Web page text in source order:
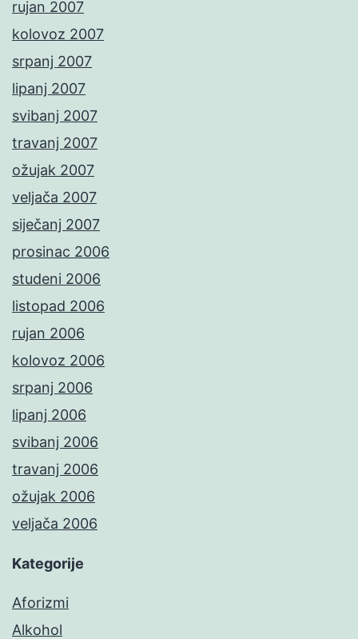
rujan 2007
kolovoz 2007
srpanj 2007
lipanj 2007
svibanj 2007
travanj 2007
ožujak 2007
veljača 2007
siječanj 2007
prosinac 2006
studeni 2006
listopad 2006
rujan 2006
kolovoz 2006
srpanj 2006
lipanj 2006
svibanj 2006
travanj 2006
ožujak 2006
veljača 2006
Kategorije
Aforizmi
Alkohol